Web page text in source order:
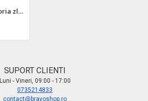
Fierbator electric floria zln1735 - 500ml, 1000w, pereti dubli, inox, protectie fierbere uscata
SUPORT CLIENTI
Luni - Vineri, 09:00 - 17:00
0735214833
contact@bravoshop.ro